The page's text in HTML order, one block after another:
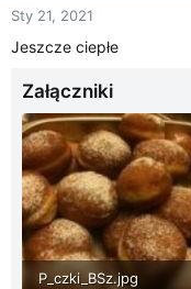
Sty 21, 2021
Jeszcze ciepłe
Załączniki
P_czki_BSz.jpg